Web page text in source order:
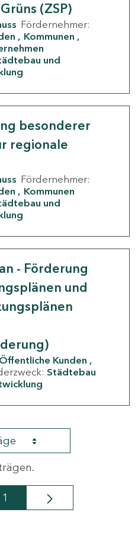
(ZSP)
Fördernehmer:
Kommunen
und
besonderer
regionale
Fördernehmer:
Kommunen
und
- Förderung
und
Öffentliche Kunden
Städtebau
Seite
1